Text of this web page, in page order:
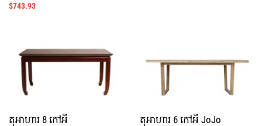
$743.93
តុអាហារ 8 កៅអី តុអាហារ 6 កៅអី JoJo